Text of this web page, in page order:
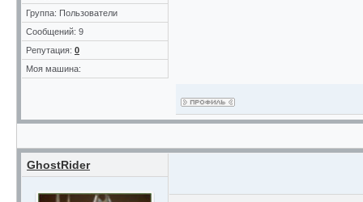
Группа: Пользователи
Сообщений: 9
Репутация: 0
Моя машина:
GhostRider